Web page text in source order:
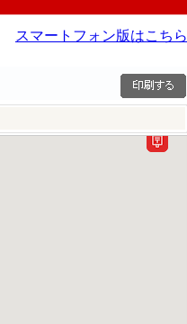
スマートフォン版はこちら